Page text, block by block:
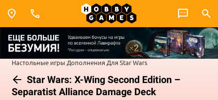
Настольные игры Дополнения Для Star Wars
Star Wars: X-Wing Second Edition –
Separatist Alliance Damage Deck